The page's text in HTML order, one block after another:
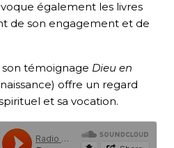
également les livres
de son engagement et de
son témoignage Dieu en
offre un regard
et sa vocation.